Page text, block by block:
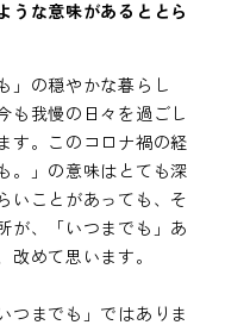
うな意味があるととら
」の穏やかな暮らし
も我慢の日々を過ごし
す。このコロナ禍の経
。」の意味はとても深
いことがあっても、そ
が、「いつまでも」あ
改めて思います。
つまでも」ではありま